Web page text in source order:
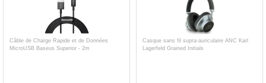
Câble de Charge Rapide et de Données
MicroUSB Baseus Superior - 2m
Casque sans fil supra-auriculaire ANC Karl
Lagerfeld Grained Initials